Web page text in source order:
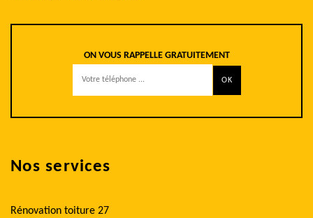
ON VOUS RAPPELLE GRATUITEMENT
Nos services
Rénovation toiture 27